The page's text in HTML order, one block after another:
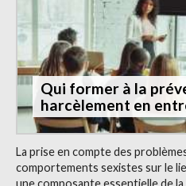
Qui former à la
harcèlement en
La prise en compte des
comportements sexistes sur le
une composante essentielle de